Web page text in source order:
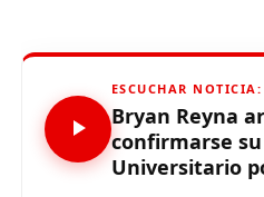
ESCUCHAR NOTICIA:
Bryan Reyna
confirmarse
Universitario